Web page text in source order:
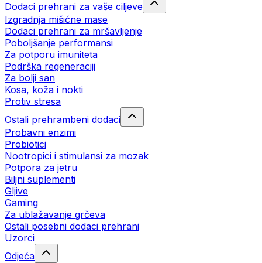
Dodaci prehrani za vaše ciljeve
Izgradnja mišićne mase
Dodaci prehrani za mršavljenje
Poboljšanje performansi
Za potporu imuniteta
Podrška regeneraciji
Za bolji san
Kosa, koža i nokti
Protiv stresa
Ostali prehrambeni dodaci
Probavni enzimi
Probiotici
Nootropici i stimulansi za mozak
Potpora za jetru
Biljni suplementi
Gljive
Gaming
Za ublažavanje grčeva
Ostali posebni dodaci prehrani
Uzorci
Odjeća